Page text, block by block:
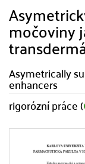
močoviny
Asymetrically
enhancers
rigorózní práce (